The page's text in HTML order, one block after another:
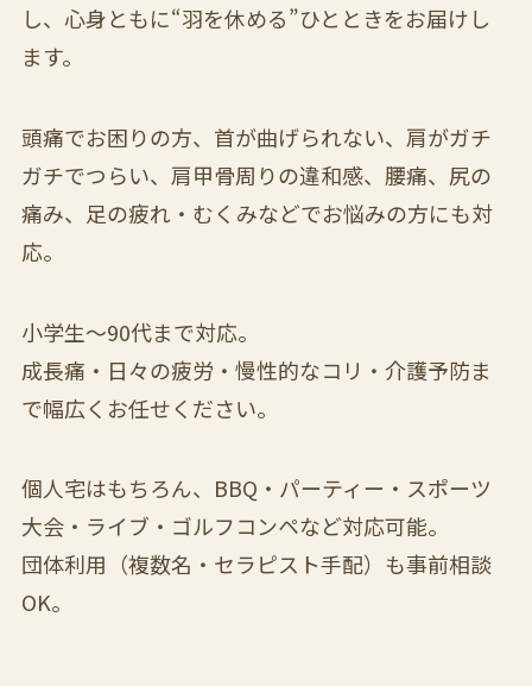
し、心身ともに“羽を休める”ひとときをお届けし
ます。
頭痛でお困りの方、首が曲げられない、肩がガチ
ガチでつらい、肩甲骨周りの違和感、腰痛、尻の
痛み、足の疲れ・むくみなどでお悩みの方にも対
応。
小学生〜90代まで対応。
成長痛・日々の疲労・慢性的なコリ・介護予防ま
で幅広くお任せください。
個人宅はもちろん、BBQ・パーティー・スポーツ
大会・ライブ・ゴルフコンペなど対応可能。
団体利用（複数名・セラピスト手配）も事前相談
OK。